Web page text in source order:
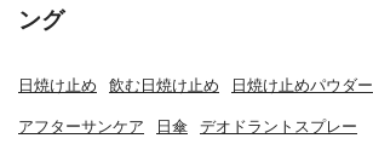
ング
日焼け止め 飲む日焼け止め 日焼け止めパウダー
アフターサンケア 日傘 デオドラントスプレー